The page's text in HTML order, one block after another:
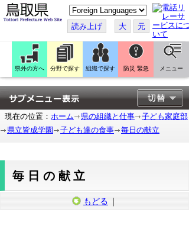
こ
の
ペ
ー
ジ
翻
訳
す
る
読み上げ 大 元
県外の方へ 分野で探す 組織で探す 防災 緊急 メニュー
現在の位置： ホーム 県の組織と仕事
子ども家庭部
県立皆成学園
子ども達の食事 毎日の献立
毎日の献立
もどる ｜